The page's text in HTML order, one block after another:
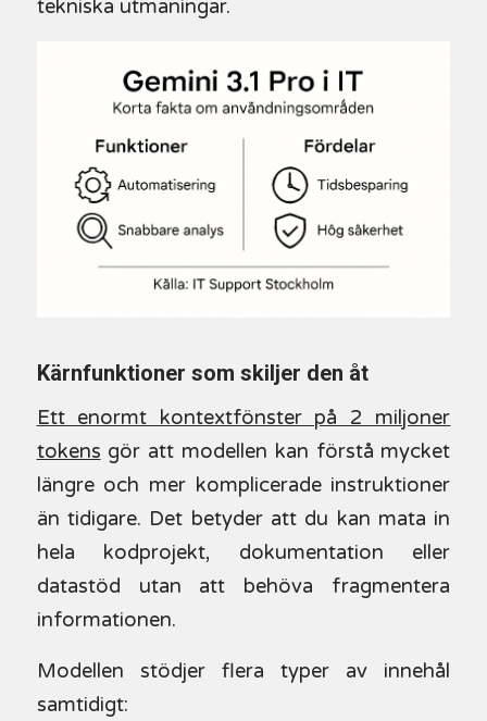
tekniska utmaningar.
Kärnfunktioner som skiljer den åt
Ett enormt kontextfönster på 2 miljoner
tokens gör att modellen kan förstå mycket
längre och mer komplicerade instruktioner
än tidigare. Det betyder att du kan mata in
hela kodprojekt, dokumentation eller
datastöd utan att behöva fragmentera
informationen.
Modellen stödjer flera typer av innehål
samtidigt: